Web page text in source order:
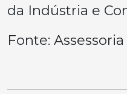
da Indústria e
Fonte: